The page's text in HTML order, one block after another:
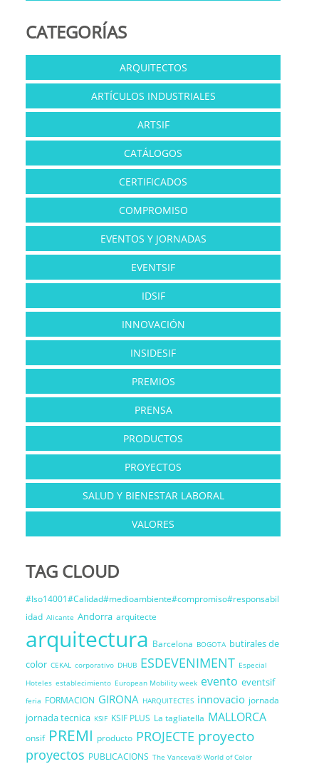
CATEGORÍAS
ARQUITECTOS
ARTÍCULOS INDUSTRIALES
ARTSIF
CATÁLOGOS
CERTIFICADOS
COMPROMISO
EVENTOS Y JORNADAS
EVENTSIF
IDSIF
INNOVACIÓN
INSIDESIF
PREMIOS
PRENSA
PRODUCTOS
PROYECTOS
SALUD Y BIENESTAR LABORAL
VALORES
TAG CLOUD
#Iso14001#Calidad#medioambiente#compromiso#responsabil
idad Alicante Andorra arquitecte
arquitectura Barcelona BOGOTA butirales de
color CEKAL corporativo DHUB ESDEVENIMENT Especial
Hoteles establecimiento European Mobility week evento eventsif
feria FORMACION GIRONA HARQUITECTES innovacio jornada
jornada tecnica KSIF KSIF PLUS La tagliatella MALLORCA
onsif PREMI producto PROJECTE proyecto
proyectos PUBLICACIONS The Vanceva® World of Color